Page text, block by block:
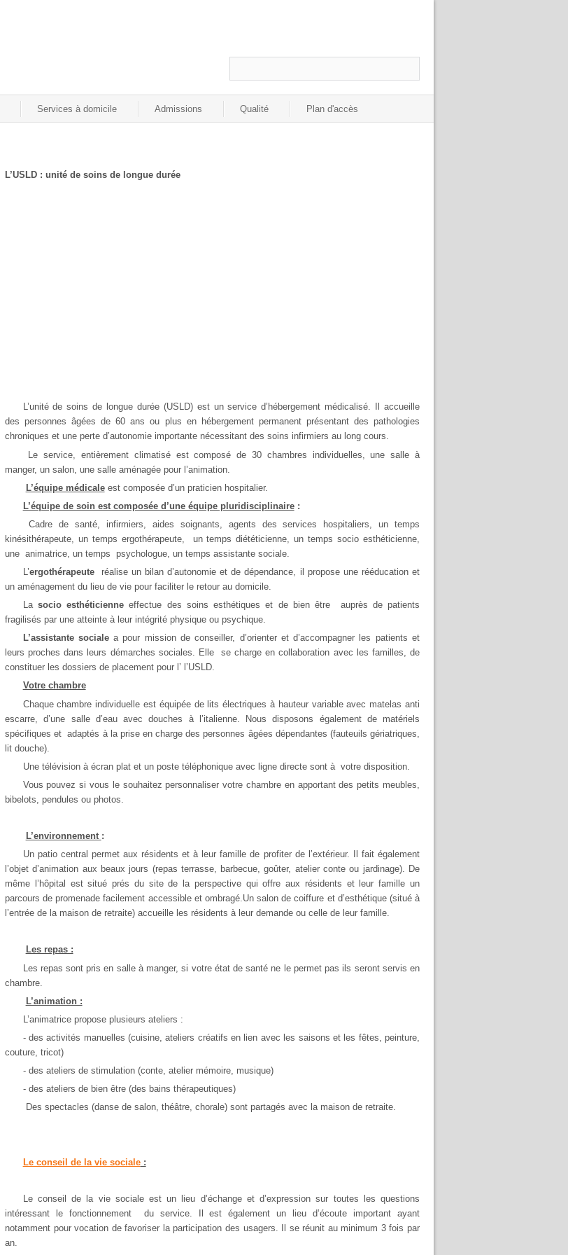
Services à domicile Admissions Qualité Plan d'accès
L’USLD : unité de soins de longue durée
L’unité de soins de longue durée (USLD) est un service d’hébergement médicalisé. Il accueille
des personnes âgées de 60 ans ou plus en hébergement permanent présentant des pathologies
chroniques et une perte d’autonomie importante nécessitant des soins infirmiers au long cours.
Le service, entièrement climatisé est composé de 30 chambres individuelles, une salle à
manger, un salon, une salle aménagée pour l’animation.
L’équipe médicaleest composée d’un praticien hospitalier.
L’équipe de soin est composée d’une équipe pluridisciplinaire:
Cadre de santé, infirmiers, aides soignants, agents des services hospitaliers, un temps
kinésithérapeute, un temps ergothérapeute, un temps diététicienne, un temps socio esthéticienne,
une animatrice, un temps psychologue, un temps assistante sociale.
L’ergothérapeuteréalise un bilan d’autonomie et de dépendance, il propose une rééducation et
un aménagement du lieu de vie pour faciliter le retour au domicile.
La socio esthéticienne effectue des soins esthétiques et de bien être auprès de patients
fragilisés par une atteinte à leur intégrité physique ou psychique.
L’assistante socialea pour mission de conseiller, d’orienter et d’accompagner les patients et
leurs proches dans leurs démarches sociales. Elle se charge en collaboration avec les familles, de
constituer les dossiers de placement pour l’ l’USLD.
Votre chambre
Chaque chambre individuelle est équipée de lits électriques à hauteur variable avec matelas anti
escarre, d’une salle d’eau avec douches à l’italienne. Nous disposons également de matériels
spécifiques et adaptés à la prise en charge des personnes âgées dépendantes (fauteuils gériatriques,
lit douche).
Une télévision à écran plat et un poste téléphonique avec ligne directe sont à votre disposition.
Vous pouvez si vous le souhaitez personnaliser votre chambre en apportant des petits meubles,
bibelots, pendules ou photos.
L’environnement :
Un patio central permet aux résidents et à leur famille de profiter de l’extérieur. Il fait également
l’objet d’animation aux beaux jours (repas terrasse, barbecue, goûter, atelier conte ou jardinage). De
même l’hôpital est situé prés du site de la perspective qui offre aux résidents et leur famille un
parcours de promenade facilement accessible et ombragé.Un salon de coiffure et d’esthétique (situé à
l’entrée de la maison de retraite) accueille les résidents à leur demande ou celle de leur famille.
Les repas :
Les repas sont pris en salle à manger, si votre état de santé ne le permet pas ils seront servis en
chambre.
L’animation :
L’animatrice propose plusieurs ateliers :
- des activités manuelles (cuisine, ateliers créatifs en lien avec les saisons et les fêtes, peinture,
couture, tricot)
- des ateliers de stimulation (conte, atelier mémoire, musique)
- des ateliers de bien être (des bains thérapeutiques)
Des spectacles (danse de salon, théâtre, chorale) sont partagés avec la maison de retraite.
Le conseil de la vie sociale:
Le conseil de la vie sociale est un lieu d’échange et d’expression sur toutes les questions
intéressant le fonctionnement du service. Il est également un lieu d’écoute important ayant
notamment pour vocation de favoriser la participation des usagers. Il se réunit au minimum 3 fois par
an.